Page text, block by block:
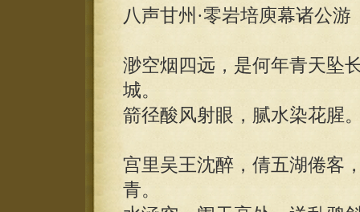
八声甘州·零岩培庾幕诸公游
渺空烟四远，是何年青天坠
城。
箭径酸风射眼，腻水染花腥
宫里吴王沈醉，倩五湖倦客
青。